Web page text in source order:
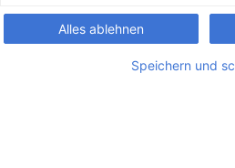
Alles ablehnen
Speichern und